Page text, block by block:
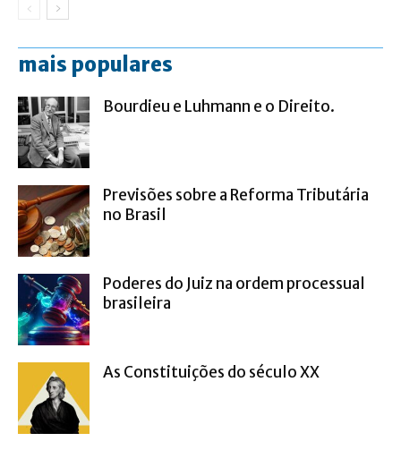
mais populares
Bourdieu e Luhmann e o Direito.
Previsões sobre a Reforma Tributária
no Brasil
Poderes do Juiz na ordem processual
brasileira
As Constituições do século XX